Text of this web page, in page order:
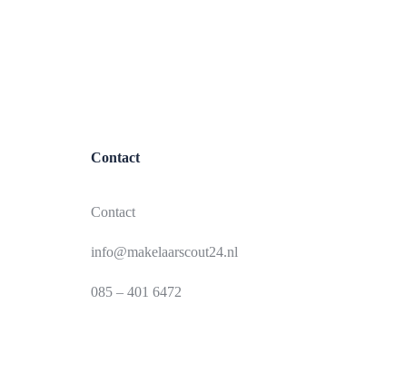
Contact
Contact
info@makelaarscout24.nl
085 – 401 6472